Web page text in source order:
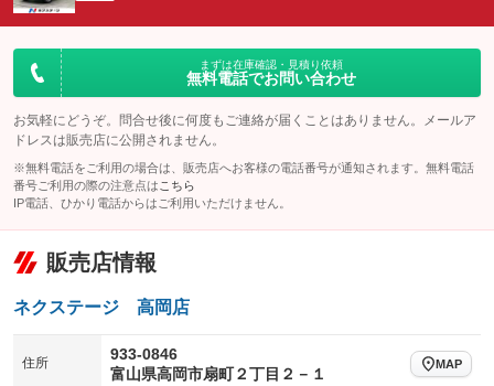
：装備なし
：装備なし
まずは在庫確認・見積り依頼
無料電話でお問い合わせ
お気軽にどうぞ。問合せ後に何度もご連絡が届くことはありません。メールア
ドレスは販売店に公開されません。
※無料電話をご利用の場合は、販売店へお客様の電話番号が通知されます。無料電話
番号ご利用の際の注意点は こちら
IP電話、ひかり電話からはご利用いただけません。
販売店情報
ネクステージ 高岡店
住所
933-0846
富山県高岡市扇町２丁目２－１
MAP